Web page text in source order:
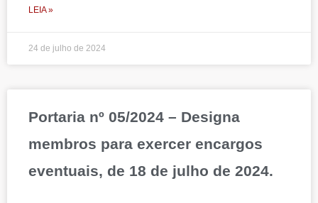
LEIA »
24 de julho de 2024
Portaria nº 05/2024 – Designa
membros para exercer encargos
eventuais, de 18 de julho de 2024.